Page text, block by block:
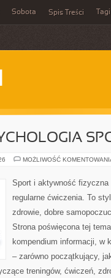
Sobota Spis Treści Tagi
MOŻLIWOŚĆ
Sport i aktywność
regularne ćwiczenia. To
zdrowie, dobre
Strona poświęcona tej
kompendium informacji, w
– zarówno początkujący,
treningów, ćwiczeń,